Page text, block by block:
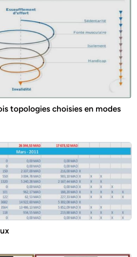
topologies choisies en modes